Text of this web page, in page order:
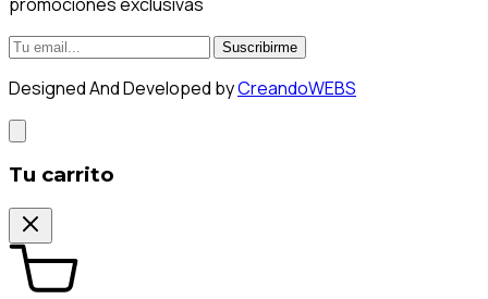
Suscribirme
Designed And Developed byCreandoWEBS
Tu carrito